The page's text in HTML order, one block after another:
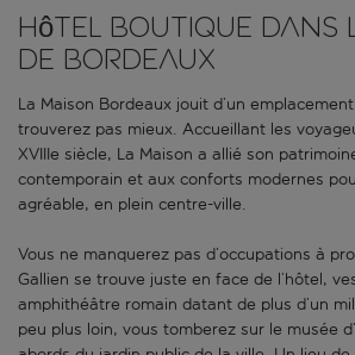
Hôtel boutique dans
de Bordeaux
La Maison Bordeaux jouit d’un
trouverez pas mieux. Accueillant les
XVIIIe siècle, La Maison a allié son
contemporain et aux conforts modernes
agréable, en plein centre-ville.
Vous ne manquerez pas d’occupations à
Gallien se trouve juste en face de l’hôtel,
amphithéâtre romain datant de plus d’un
peu plus loin, vous tomberez sur le musée